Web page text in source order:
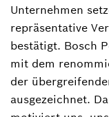
Unternehmen
repräsentative
bestätigt. Bosch
mit dem
der
ausgezeichnet.